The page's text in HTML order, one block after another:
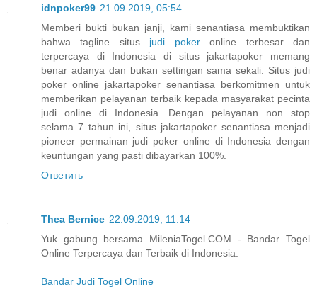
idnpoker99 21.09.2019, 05:54
Memberi bukti bukan janji, kami senantiasa membuktikan
bahwa tagline situs judi pokeronline terbesar dan
terpercaya di Indonesia di situs jakartapoker memang
benar adanya dan bukan settingan sama sekali. Situs judi
poker online jakartapoker senantiasa berkomitmen untuk
memberikan pelayanan terbaik kepada masyarakat pecinta
judi online di Indonesia. Dengan pelayanan non stop
selama 7 tahun ini, situs jakartapoker senantiasa menjadi
pioneer permainan judi poker online di Indonesia dengan
keuntungan yang pasti dibayarkan 100%.
Ответить
Thea Bernice 22.09.2019, 11:14
Yuk gabung bersama MileniaTogel.COM - Bandar Togel
Online Terpercaya dan Terbaik di Indonesia.
Bandar Judi Togel Online